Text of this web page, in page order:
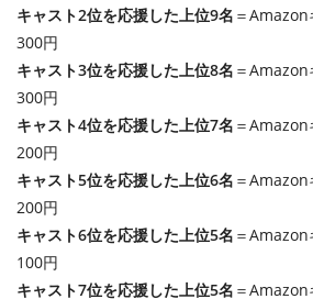
キャスト2位を応援した上位9名 ＝Amazon
300円
キャスト3位を応援した上位8名 ＝Amazon
300円
キャスト4位を応援した上位7名 ＝Amazon
200円
キャスト5位を応援した上位6名 ＝Amazon
200円
キャスト6位を応援した上位5名 ＝Amazon
100円
キャスト7位を応援した上位5名 ＝Amazon